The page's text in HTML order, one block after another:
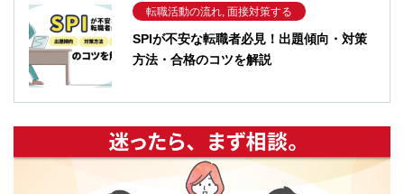
転職活動の流れ, 面接対策する
SPIが不安な転職者必見！出題傾向・対策
方法・合格のコツを解説